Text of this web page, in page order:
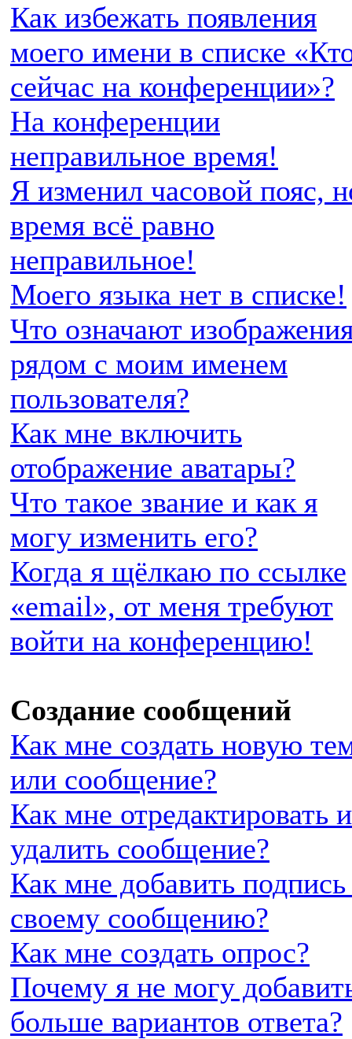
Как избежать появления
моего имени в списке
сейчас на конференции»?
На конференции
неправильное время!
Я изменил часовой пояс,
время всё равно
неправильное!
Моего языка нет в списке!
Что означают
рядом с моим именем
пользователя?
Как мне включить
отображение аватары?
Что такое звание и как я
могу изменить его?
Когда я щёлкаю по ссылке
«email», от меня требуют
войти на конференцию!
Создание сообщений
Как мне создать новую
или сообщение?
Как мне отредактировать
удалить сообщение?
Как мне добавить подпись
своему сообщению?
Как мне создать опрос?
Почему я не могу
больше вариантов ответа?